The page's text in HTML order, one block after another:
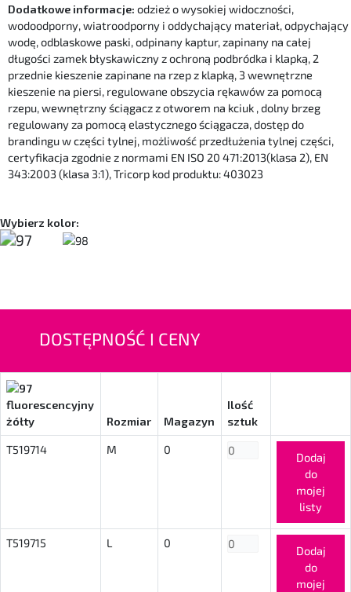
Dodatkowe informacje: odzież o wysokiej widoczności,
wodoodporny, wiatroodporny i oddychający materiał, odpychający
wodę, odblaskowe paski, odpinany kaptur, zapinany na całej
długości zamek błyskawiczny z ochroną podbródka i klapką, 2
przednie kieszenie zapinane na rzep z klapką, 3 wewnętrzne
kieszenie na piersi, regulowane obszycia rękawów za pomocą
rzepu, wewnętrzny ściągacz z otworem na kciuk , dolny brzeg
regulowany za pomocą elastycznego ściągacza, dostęp do
brandingu w części tylnej, możliwość przedłużenia tylnej części,
certyfikacja zgodnie z normami EN ISO 20 471:2013(klasa 2), EN
343:2003 (klasa 3:1), Tricorp kod produktu: 403023
Wybierz kolor:
DOSTĘPNOŚĆ I CENY
fluorescencyjny
żółty
Rozmiar Magazyn
Ilość
sztuk
T519714
M 0
Dodaj
do
mojej
listy
T519715 L 0
Dodaj
do
mojej